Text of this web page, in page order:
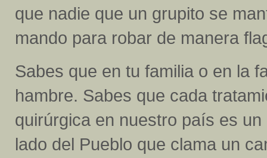
que nadie que un grupito se
mando para robar de manera
Sabes que en tu familia o en la
hambre. Sabes que cada
quirúrgica en nuestro país es
lado del Pueblo que clama un